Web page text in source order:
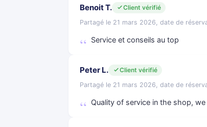
Benoit T.
Client vérifié
Partagé le 21 mars 2026, date de
Service et conseils au top
Peter L.
Client vérifié
Partagé le 21 mars 2026, date de
Quality of service in the shop,